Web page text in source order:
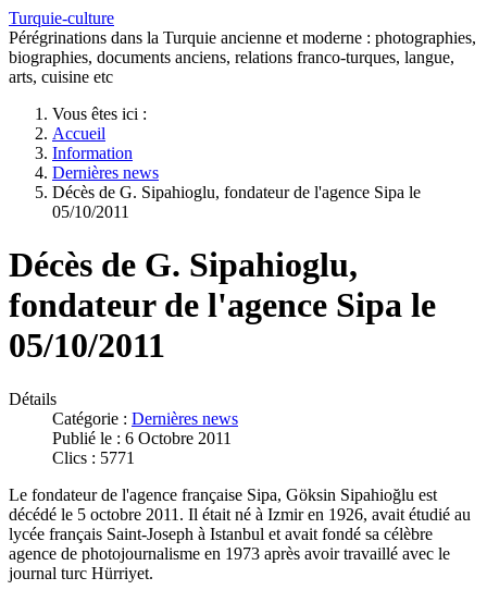
Turquie-culture
Pérégrinations dans la Turquie ancienne et moderne : photographies,
biographies, documents anciens, relations franco-turques, langue,
arts, cuisine etc
Vous êtes ici :
Accueil
Information
Dernières news
Décès de G. Sipahioglu, fondateur de l'agence Sipa le
05/10/2011
Décès de G. Sipahioglu,
fondateur de l'agence Sipa le
05/10/2011
Détails
Catégorie : Dernières news
Publié le : 6 Octobre 2011
Clics : 5771
Le fondateur de l'agence française Sipa, Göksin Sipahioğlu est
décédé le 5 octobre 2011. Il était né à Izmir en 1926, avait étudié au
lycée français Saint-Joseph à Istanbul et avait fondé sa célèbre
agence de photojournalisme en 1973 après avoir travaillé avec le
journal turc Hürriyet.